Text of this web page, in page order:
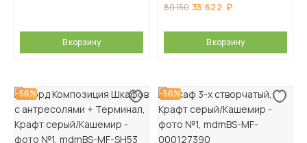
В корзину
80 150 35 622
В корзину
-56% -56%